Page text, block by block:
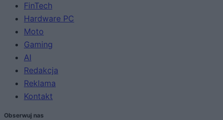
FinTech
Hardware PC
Moto
Gaming
AI
Redakcja
Reklama
Kontakt
Obserwuj nas